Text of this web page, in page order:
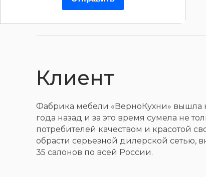
Клиент
Фабрика мебели «ВерноКухни» вышла
года назад и за это время сумела не
потребителей качеством и красотой
обрасти серьезной дилерской сетью,
35 салонов по всей России.